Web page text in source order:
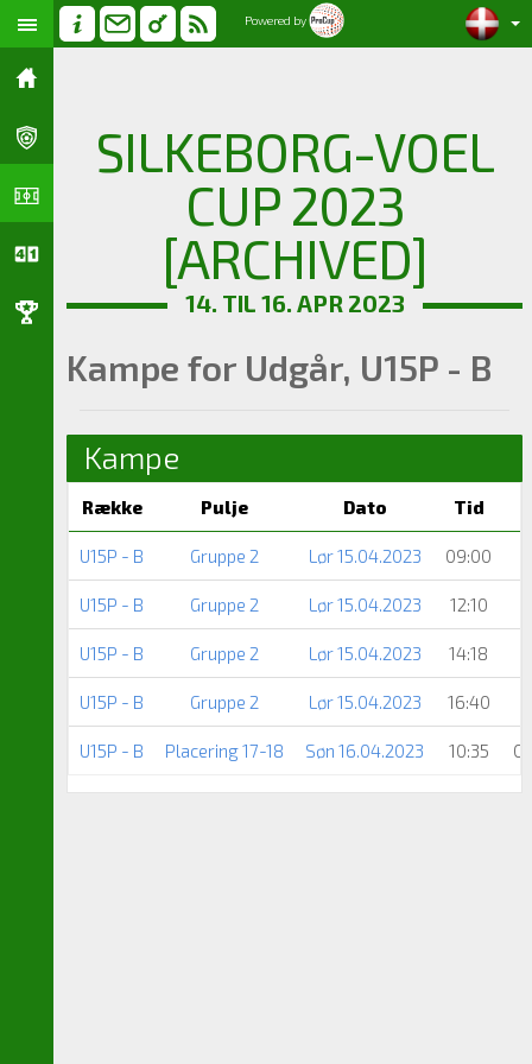
Powered by
SILKEBORG-VOEL
CUP 2023
[ARCHIVED]
14. TIL 16. APR 2023
Kampe for Udgår, U15P - B
Kampe
Række Pulje Dato Tid
U15P - B Gruppe 2 Lør 15.04.2023 09:00
U15P - B Gruppe 2 Lør 15.04.2023 12:10
U15P - B Gruppe 2 Lør 15.04.2023 14:18
U15P - B Gruppe 2 Lør 15.04.2023 16:40
U15P - B Placering 17-18 Søn 16.04.2023 10:35